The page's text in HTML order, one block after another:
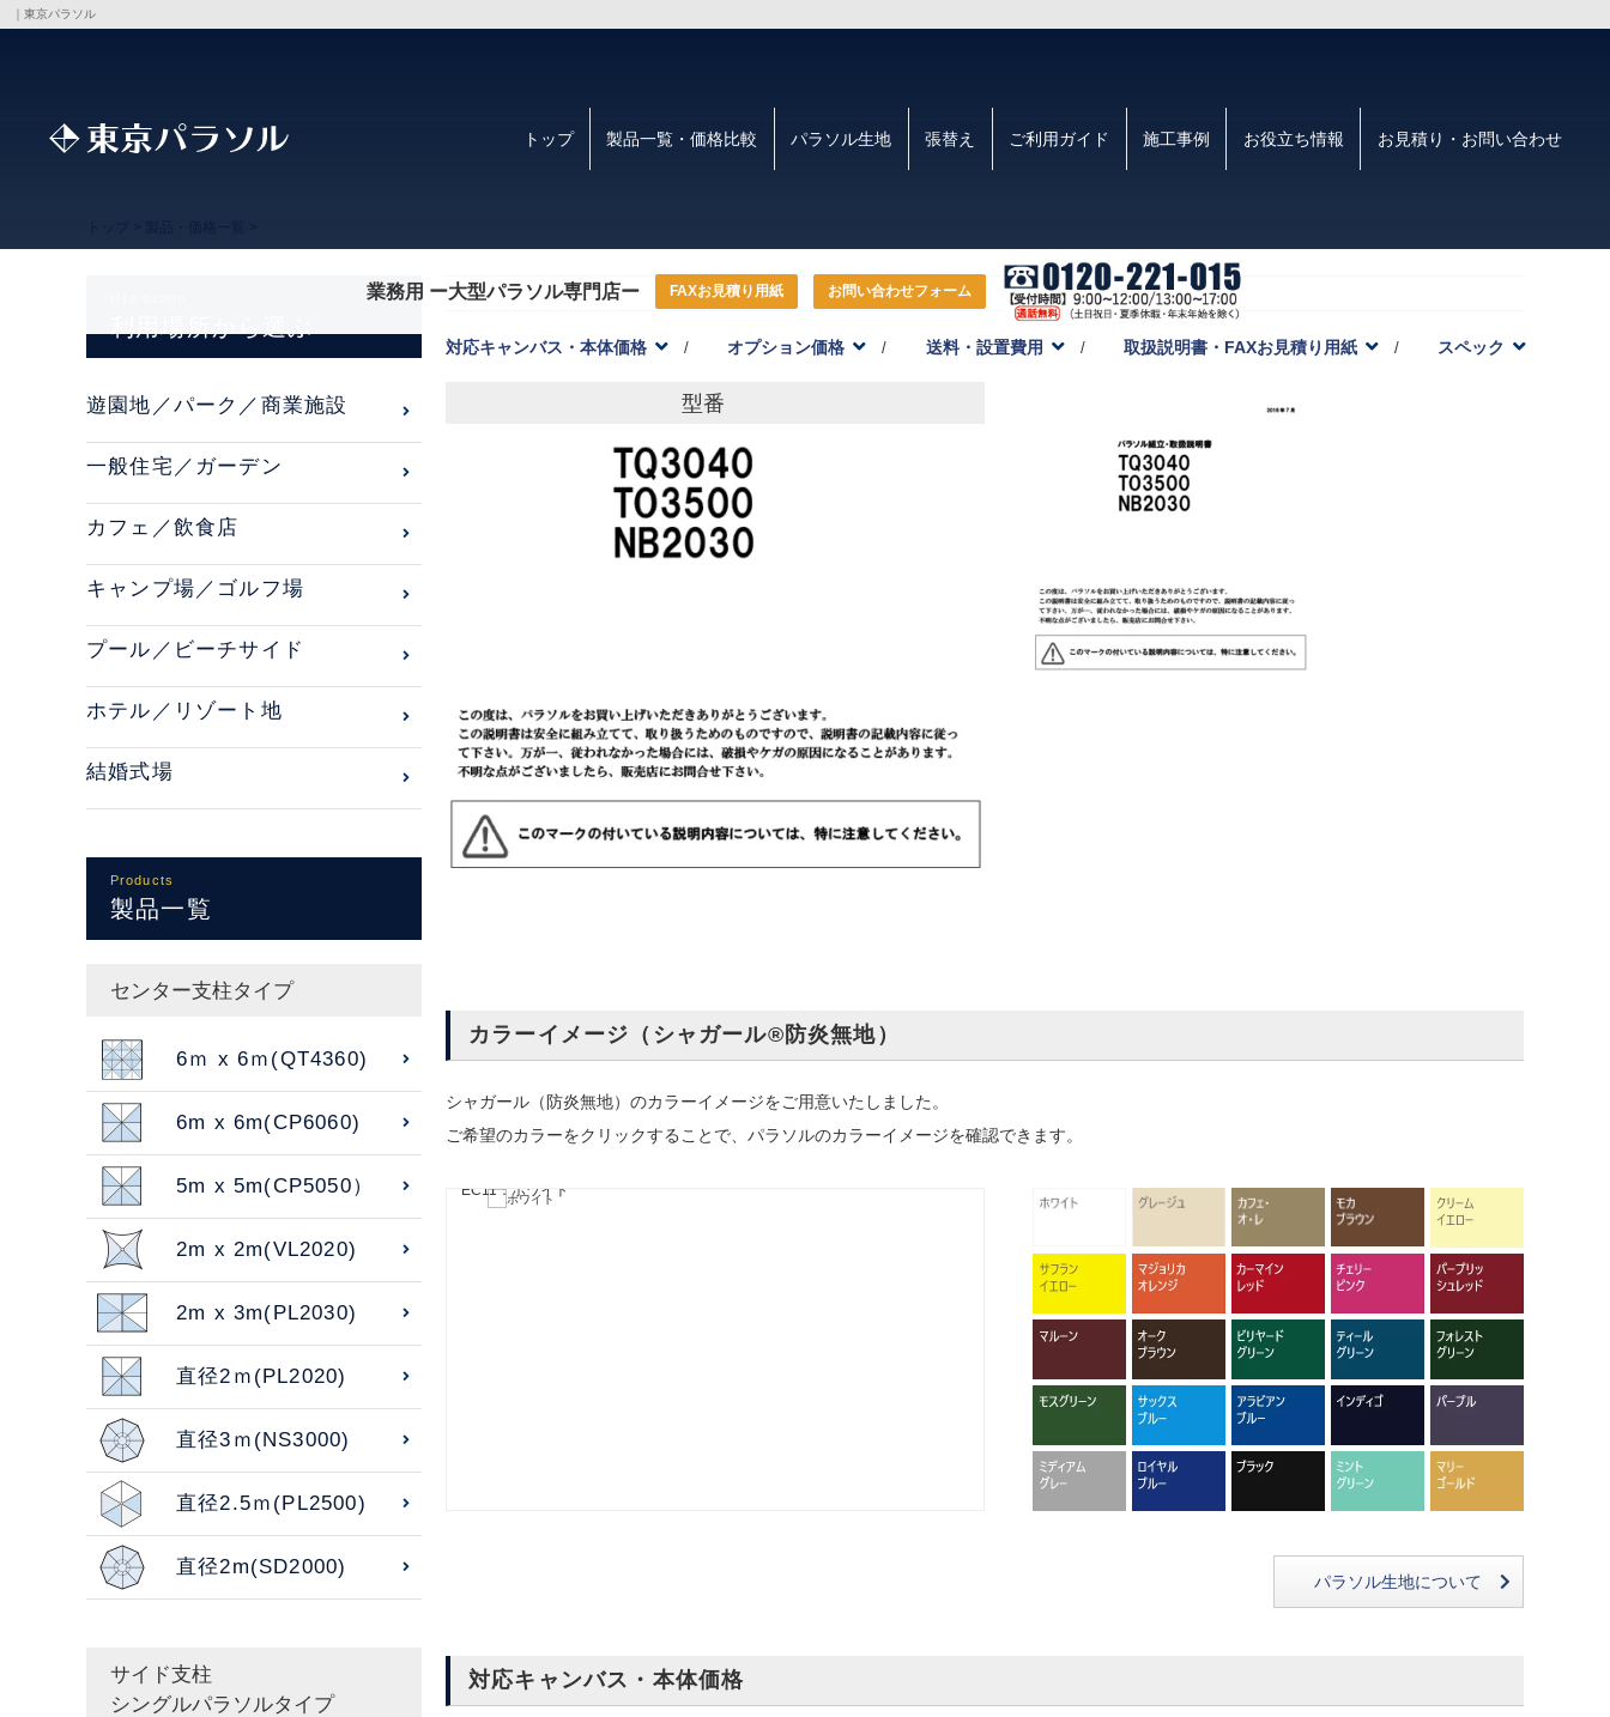
｜東京パラソル
トップ 製品一覧・価格比較 パラソル生地 張替え ご利用ガイド 施工事例 お役立ち情報 お見積り・お問い合わせ
業務用 ー大型パラソル専門店ー FAXお見積り用紙 お問い合わせフォーム
対応キャンバス・本体価格 オプション価格 送料・設置費用 取扱説明書・FAXお見積り用紙 スペック
型番
カラーイメージ（シャガール®防炎無地）
シャガール（防炎無地）のカラーイメージをご用意いたしました。
ご希望のカラーをクリックすることで、パラソルのカラーイメージを確認できます。
EC11：ホワイト
パラソル生地について
対応キャンバス・本体価格
遊園地／パーク／商業施設
一般住宅／ガーデン
カフェ／飲食店
キャンプ場／ゴルフ場
プール／ビーチサイド
ホテル／リゾート地
結婚式場
Products
製品一覧
センター支柱タイプ
6ｍ x 6ｍ(QT4360)
6m x 6m(CP6060)
5m x 5m(CP5050）
2m x 2m(VL2020)
2m x 3m(PL2030)
直径2ｍ(PL2020)
直径3ｍ(NS3000)
直径2.5ｍ(PL2500)
直径2m(SD2000)
サイド支柱
シングルパラソルタイプ